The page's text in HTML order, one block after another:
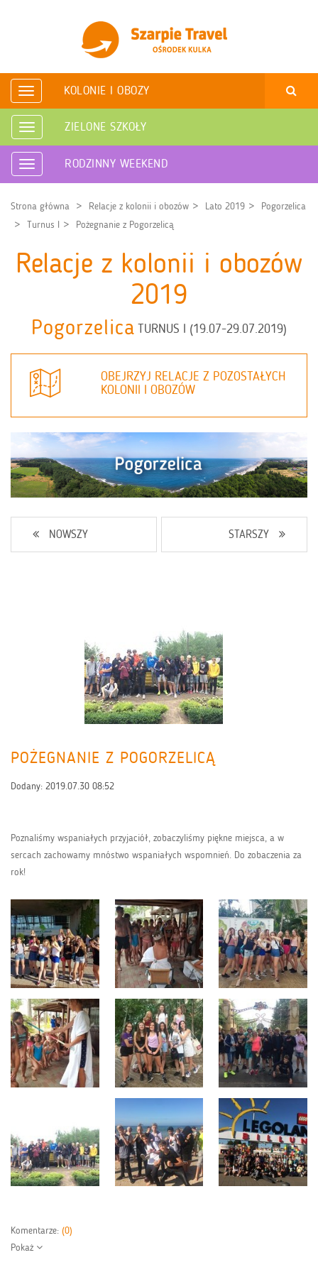
Rozwiń
nawigację
KOLONIE I OBOZY
Rozwiń
nawigację
ZIELONE SZKOŁY
Rozwiń
nawigację
RODZINNY WEEKEND
Strona główna Relacje z kolonii i obozów Lato 2019
Pogorzelica
Turnus I
Pożegnanie z Pogorzelicą
Relacje z kolonii i obozów
2019
Pogorzelica TURNUS I (19.07-29.07.2019)
OBEJRZYJ RELACJE Z POZOSTAŁYCH
KOLONII I OBOZÓW
NOWSZY STARSZY
POŻEGNANIE Z POGORZELICĄ
Dodany: 2019.07.30 08:52
Poznaliśmy wspaniałych przyjaciół, zobaczyliśmy piękne miejsca, a w
sercach zachowamy mnóstwo wspaniałych wspomnień. Do zobaczenia za
rok!
Komentarze: (0)
Pokaż